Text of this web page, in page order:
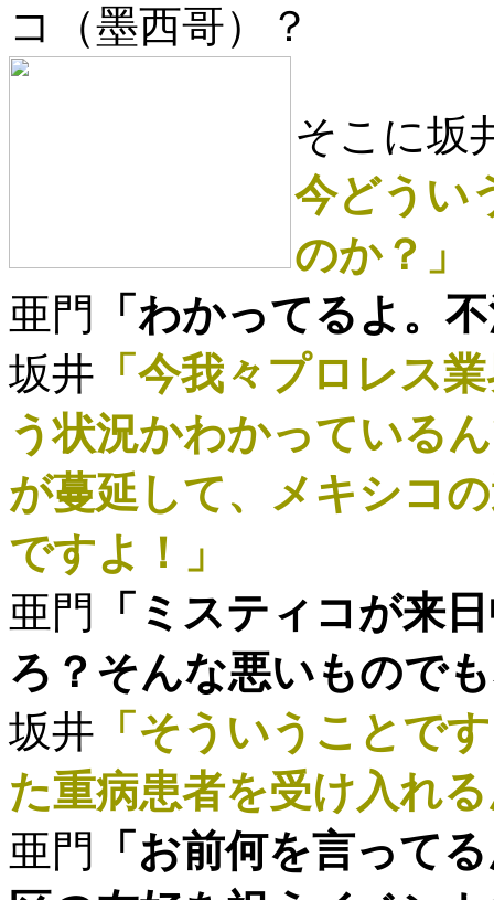
コ（墨西哥）？
そこに坂
今どうい
のか？」
亜門
「わかってるよ。
坂井 「今我々プロレス
う状況かわかっている
が蔓延して、メキシコ
ですよ！」
亜門
「ミスティコが来
ろ？そんな悪いもので
坂井 「そういうことで
た重病患者を受け入れ
亜門
「お前何を言って